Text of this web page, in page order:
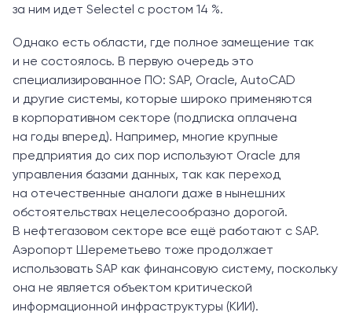
за ним идет Selectel с ростом 14 %.
Однако есть области, где полное замещение так
и не состоялось. В первую очередь это
специализированное ПО: SAP, Oracle, AutoCAD
и другие системы, которые широко применяются
в корпоративном секторе (подписка оплачена
на годы вперед). Например, многие крупные
предприятия до сих пор используют Oracle для
управления базами данных, так как переход
на отечественные аналоги даже в нынешних
обстоятельствах нецелесообразно дорогой.
В нефтегазовом секторе все ещё работают с SAP.
Аэропорт Шереметьево тоже продолжает
использовать SAP как финансовую систему, поскольку
она не является объектом критической
информационной инфраструктуры (КИИ).